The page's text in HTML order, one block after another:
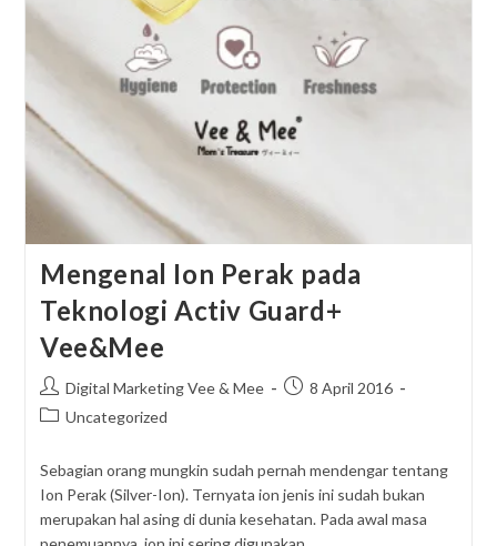
Mengenal Ion Perak pada
Teknologi Activ Guard+
Vee&Mee
Post
author:
Digital Marketing Vee & Mee
Post8 April 2016
PostUncategorized
Sebagian orang mungkin sudah pernah mendengar tentang
Ion Perak (Silver-Ion). Ternyata ion jenis ini sudah bukan
merupakan hal asing di dunia kesehatan. Pada awal masa